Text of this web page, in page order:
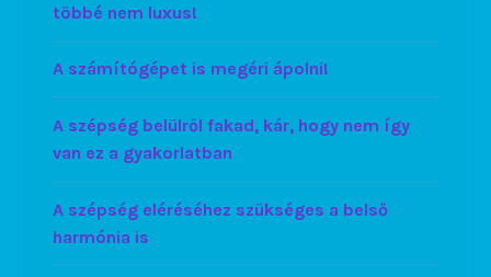
többé nem luxus!
A számítógépet is megéri ápolni!
A szépség belülről fakad, kár, hogy nem így
van ez a gyakorlatban
A szépség eléréséhez szükséges a belső
harmónia is